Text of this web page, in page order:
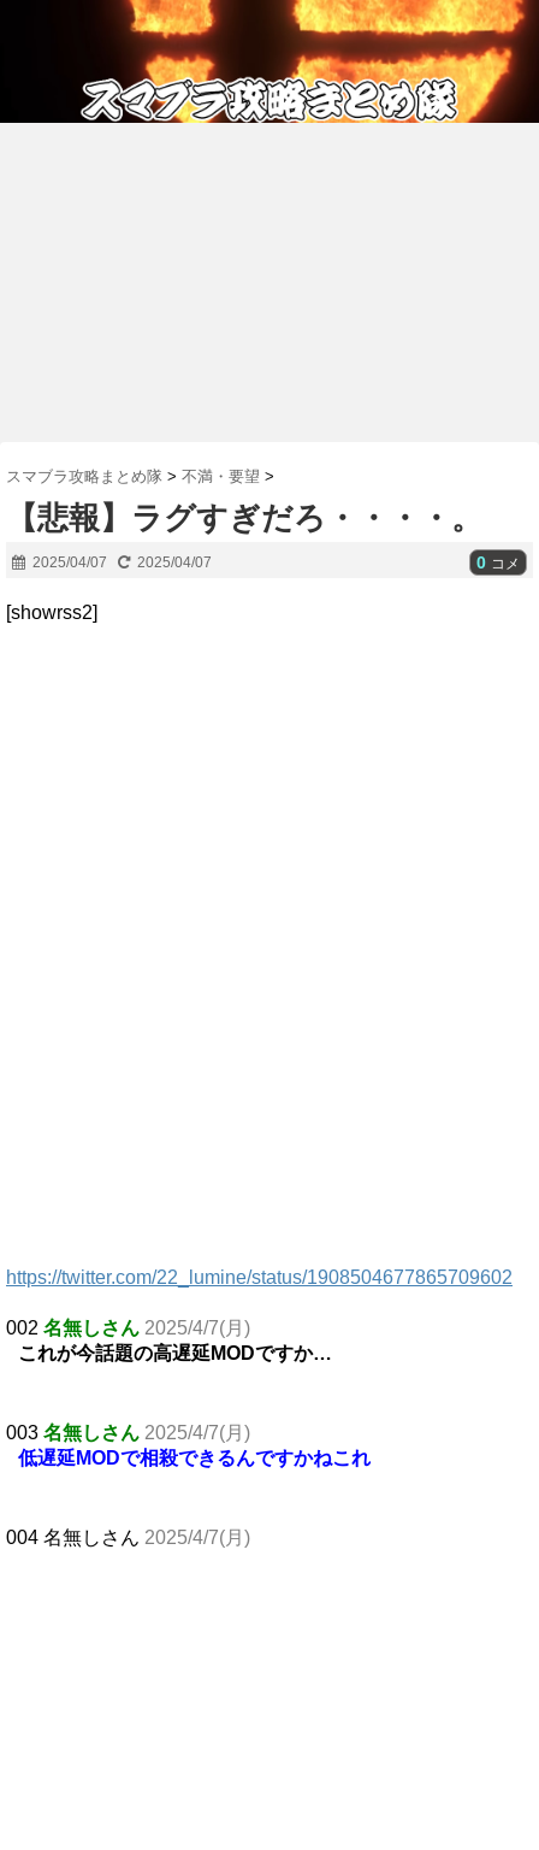
スマブラ攻略まとめ隊 > 不満・要望 >
【悲報】ラグすぎだろ・・・・。
2025/04/07 2025/04/07 0 コメ
[showrss2]
https://twitter.com/22_lumine/status/1908504677865709602
002 名無しさん 2025/4/7(月)
これが今話題の高遅延MODですか…
003 名無しさん 2025/4/7(月)
低遅延MODで相殺できるんですかねこれ
004 名無しさん 2025/4/7(月)